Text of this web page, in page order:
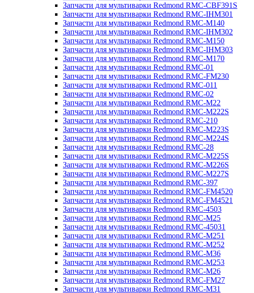
Запчасти для мультиварки Redmond RMC-CBF391S
Запчасти для мультиварки Redmond RMC-IHM301
Запчасти для мультиварки Redmond RMC-M140
Запчасти для мультиварки Redmond RMC-IHM302
Запчасти для мультиварки Redmond RMC-M150
Запчасти для мультиварки Redmond RMC-IHM303
Запчасти для мультиварки Redmond RMC-M170
Запчасти для мультиварки Redmond RMC-01
Запчасти для мультиварки Redmond RMC-FM230
Запчасти для мультиварки Redmond RMC-011
Запчасти для мультиварки Redmond RMC-02
Запчасти для мультиварки Redmond RMC-M22
Запчасти для мультиварки Redmond RMC-M222S
Запчасти для мультиварки Redmond RMC-210
Запчасти для мультиварки Redmond RMC-M223S
Запчасти для мультиварки Redmond RMC-M224S
Запчасти для мультиварки Redmond RMC-28
Запчасти для мультиварки Redmond RMC-M225S
Запчасти для мультиварки Redmond RMC-M226S
Запчасти для мультиварки Redmond RMC-M227S
Запчасти для мультиварки Redmond RMC-397
Запчасти для мультиварки Redmond RMC-FM4520
Запчасти для мультиварки Redmond RMC-FM4521
Запчасти для мультиварки Redmond RMC-4503
Запчасти для мультиварки Redmond RMC-M25
Запчасти для мультиварки Redmond RMC-45031
Запчасти для мультиварки Redmond RMC-M251
Запчасти для мультиварки Redmond RMC-M252
Запчасти для мультиварки Redmond RMC-M36
Запчасти для мультиварки Redmond RMC-M253
Запчасти для мультиварки Redmond RMC-M26
Запчасти для мультиварки Redmond RMC-FM27
Запчасти для мультиварки Redmond RMC-M31